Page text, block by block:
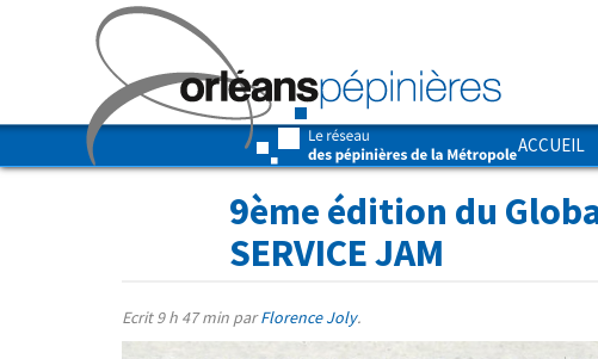
ACCUEIL
9ème édition du
SERVICE JAM
Ecrit9 h 47 min parFlorence Joly.